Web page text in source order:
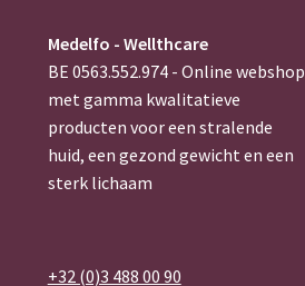
Medelfo - Wellthcare
BE 0563.552.974 - Online webshop
met gamma kwalitatieve
producten voor een stralende
huid, een gezond gewicht en een
sterk lichaam
+32 (0)3 488 00 90